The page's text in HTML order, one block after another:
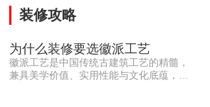
装修攻略
为什么装修要选徽派工艺
徽派工艺是中国传统古建筑工艺的精髓，
兼具美学价值、实用性能与文化底蕴，优